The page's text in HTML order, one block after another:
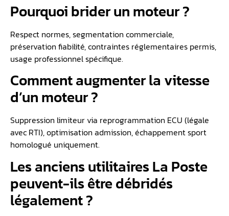
Pourquoi brider un moteur ?
Respect normes, segmentation commerciale,
préservation fiabilité, contraintes réglementaires permis,
usage professionnel spécifique.
Comment augmenter la vitesse
d’un moteur ?
Suppression limiteur via reprogrammation ECU (légale
avec RTI), optimisation admission, échappement sport
homologué uniquement.
Les anciens utilitaires La Poste
peuvent-ils être débridés
légalement ?